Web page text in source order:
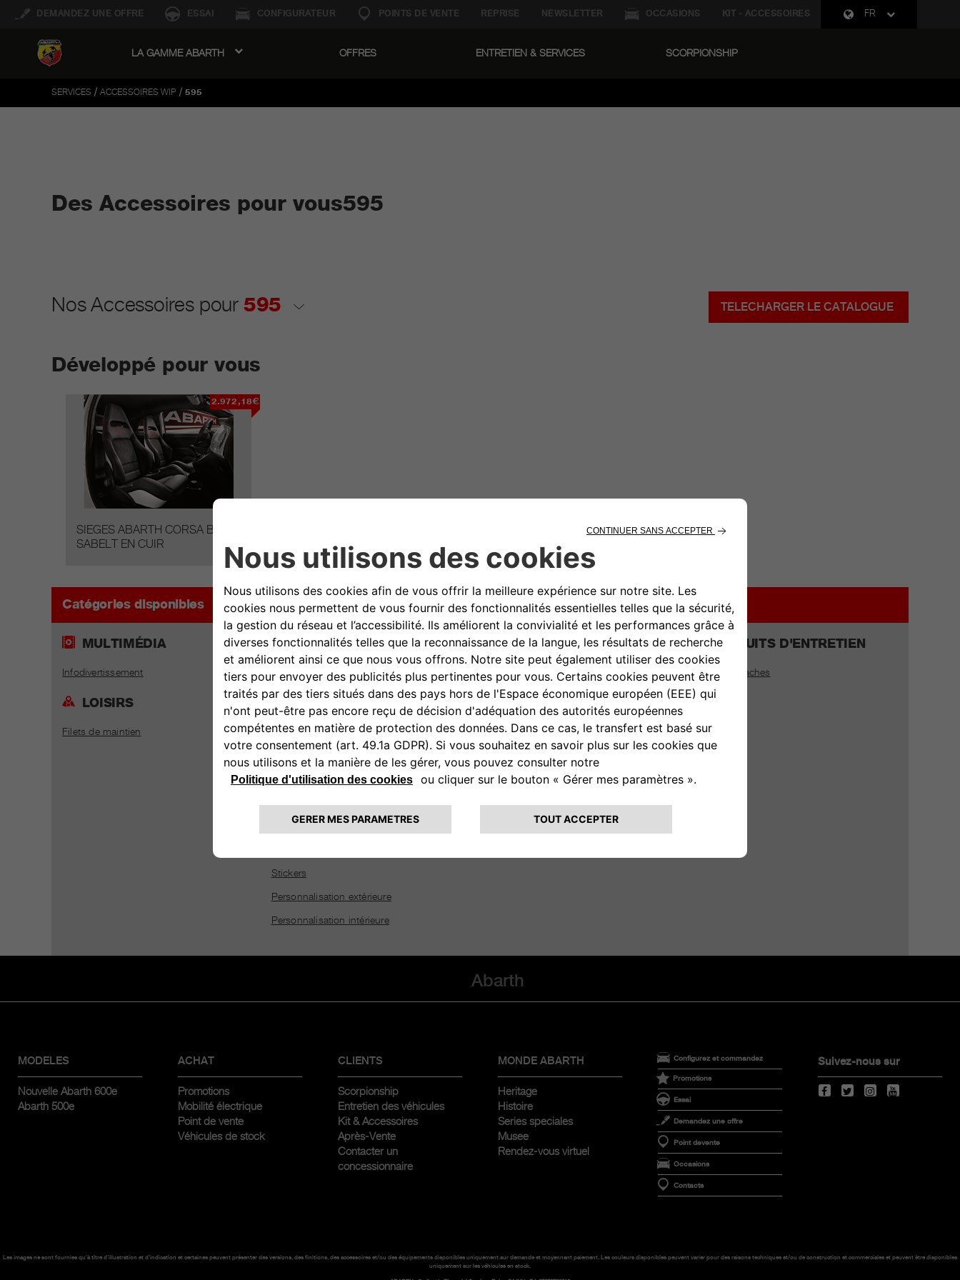
DEMANDEZ UNE OFFRE ESSAI CONFIGURATEUR POINTS DE VENTE REPRISE NEWSLETTER OCCASIONS KIT - ACCESSOIRES FR
LA GAMME ABARTH OFFRES ENTRETIEN & SERVICES SCORPIONSHIP
SERVICES / ACCESSOIRES WIP / 595
Des Accessoires pour vous595
Nos Accessoires pour 595 TELECHARGER LE CATALOGUE
Développé pour vous
2.972,18€
SIEGES ABARTH CORSA BY
SABELT EN CUIR
Catégories disponibles
MULTIMÉDIA
Infodivertissement
LOISIRS
Filets de maintien
SPORT
Acc. sport avec montage
Acc. sport montage rapide
Accessoires roues/jantes
Suspension sport
Kits jantes alliage
PERSONNALISATION
Stickers
Personnalisation extérieure
Personnalisation intérieure
CONFORT
Tapis de sol
SÉCURITÉ
Chaînes neige
Divers sécurité
PRODUITS D'ENTRETIEN
Housses / baches
Abarth
MODELES
Nouvelle Abarth 600e
Abarth 500e
ACHAT
Promotions
Mobilité électrique
Point de vente
Véhicules de stock
CLIENTS
Scorpionship
Entretien des véhicules
Kit & Accessoires
Après-Vente
Contacter un
concessionnaire
MONDE ABARTH
Heritage
Histoire
Series speciales
Musee
Rendez-vous virtuel
Configurez et commandez
Promotions
Essai
Demandez une offre
Point devente
Occasions
Contacts
Suivez-nous sur
Les images ne sont fournies qu'à titre d'illustration et d'indication et certaines peuvent présenter des versions, des finitions, des accessoires et/ou des équipements disponibles uniquement sur demande et moyennant paiement. Les couleurs disponibles peuvent varier pour des raisons techniques et/ou de construction et commerciales et peuvent être disponibles
uniquement sur les véhicules en stock.